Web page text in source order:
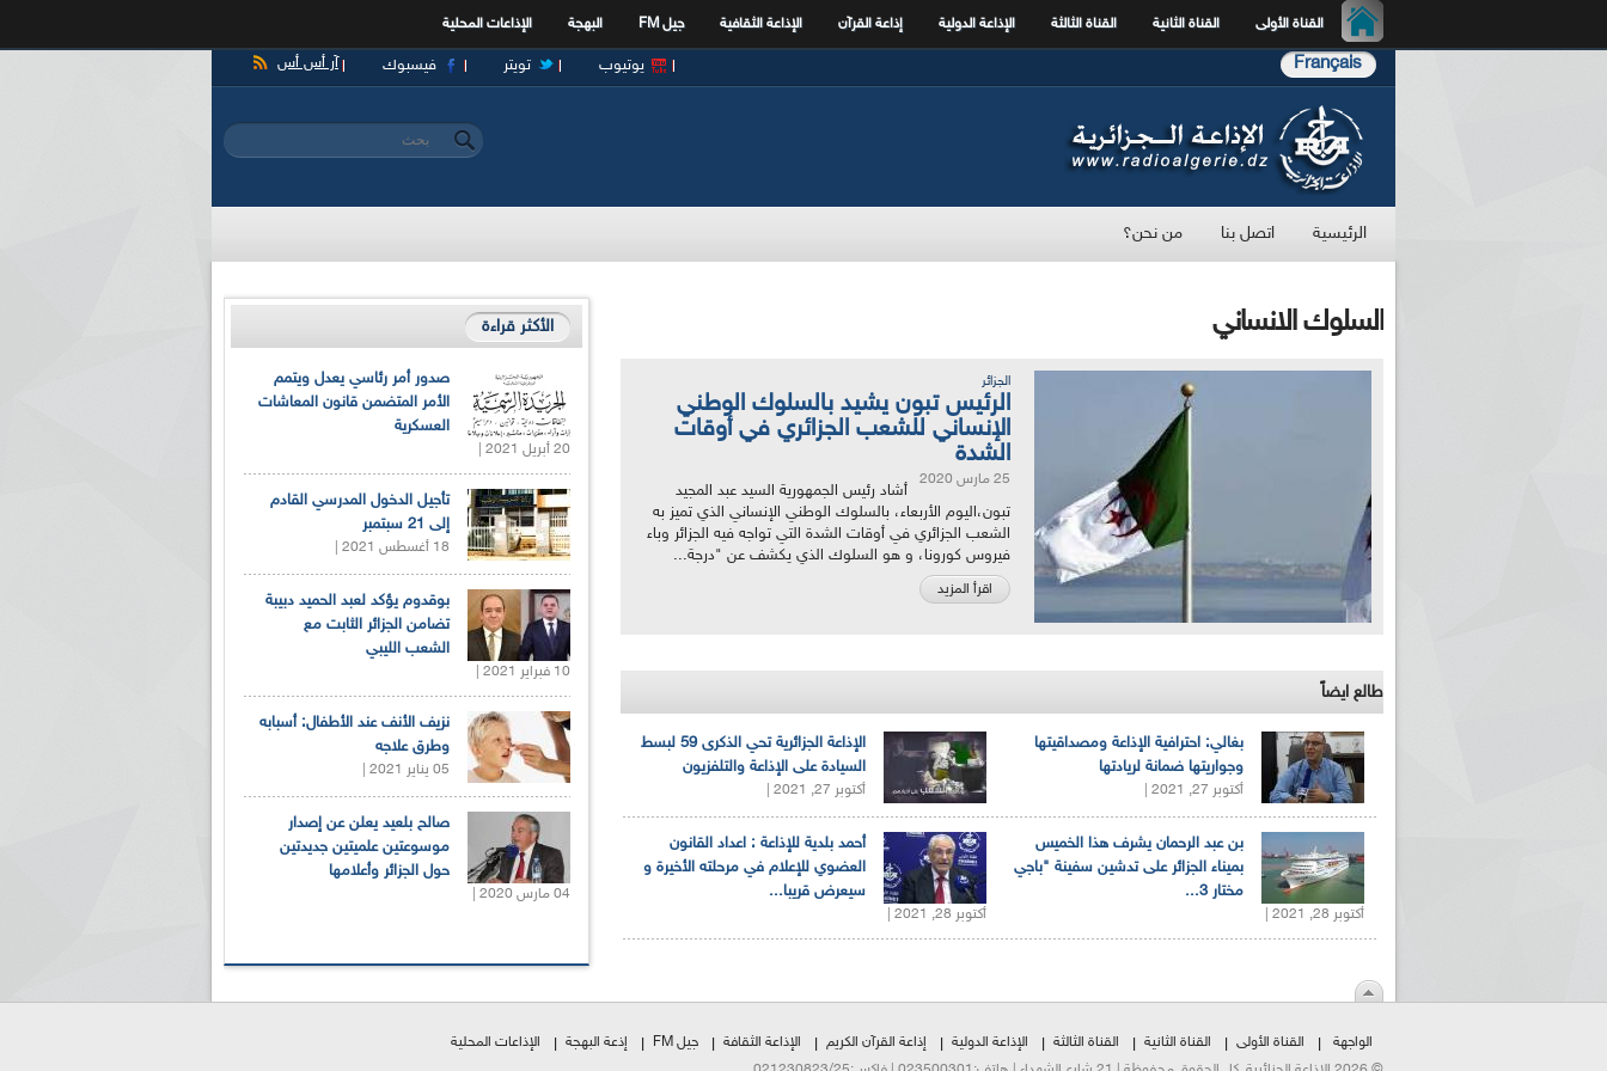
القناة الأولى القناة الثانية القناة الثالثة الإذاعة الدولية إذاعة القرآن الإذاعة الثقافية جيل FM البهجة الإذاعات المحلية
Français آر أس أس فيسبوك تويتر يوتيوب
استمارة البحث
‏بحث ‏
الرئيسية اتصل بنا من نحن؟
السلوك الانساني
الجزائر
الرئيس تبون يشيد بالسلوك الوطني
الإنساني للشعب الجزائري في أوقات
الشدة
25 مارس 2020
أشاد رئيس الجمهورية السيد عبد المجيد
تبون،اليوم الأربعاء، بالسلوك الوطني الإنساني الذي تميز به
الشعب الجزائري في أوقات الشدة التي تواجه فيه الجزائر وباء
فيروس كورونا، و هو السلوك الذي يكشف عن "درجة...
اقرأ المزيد
طالع ايضاً
الإذاعة الجزائرية تحي الذكرى 59 لبسط
السيادة على الإذاعة والتلفزيون
أكتوبر 27, 2021 |
بغالي: احترافية الإذاعة ومصداقيتها
وجواريتها ضمانة لريادتها
أكتوبر 27, 2021 |
أحمد بلدية للإذاعة : اعداد القانون
العضوي للإعلام في مرحلته الأخيرة و
سيعرض قريبا...
أكتوبر 28, 2021 |
بن عبد الرحمان يشرف هذا الخميس
بميناء الجزائر على تدشين سفينة "باجي
مختار 3...
أكتوبر 28, 2021 |
الأكثر قراءة
صدور أمر رئاسي يعدل ويتمم
الأمر المتضمن قانون المعاشات
العسكرية
20 أبريل 2021 |
تأجيل الدخول المدرسي القادم
إلى 21 سبتمبر
18 أغسطس 2021 |
بوقدوم يؤكد لعبد الحميد دبيبة
تضامن الجزائر الثابت مع
الشعب الليبي
10 فبراير 2021 |
نزيف الأنف عند الأطفال: أسبابه
وطرق علاجه
05 يناير 2021 |
صالح بلعيد يعلن عن إصدار
موسوعتين علميتين جديدتين
حول الجزائر وأعلامها
04 مارس 2020 |
الواجهة القناة الأولى القناة الثانية القناة الثالثة الإذاعة الدولية إذاعة القرآن الكريم الإذاعة الثقافة جيل FM إذعة البهجة
الإذاعات المحلية